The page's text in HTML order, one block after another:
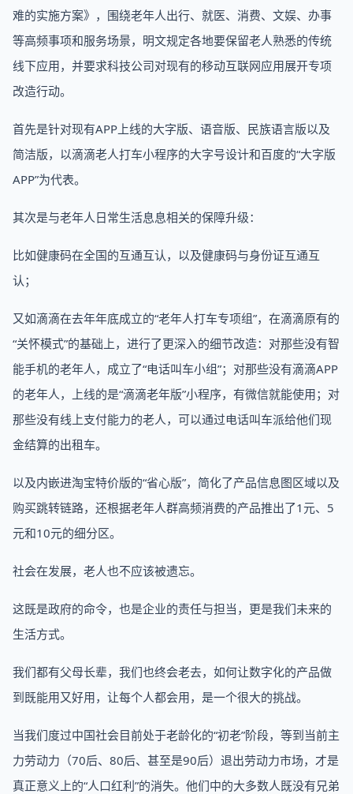
难的实施方案》，围绕老年人出行、就医、消费、文娱、办事
等高频事项和服务场景，明文规定各地要保留老人熟悉的传统
线下应用，并要求科技公司对现有的移动互联网应用展开专项
改造行动。
首先是针对现有APP上线的大字版、语音版、民族语言版以及
简洁版，以滴滴老人打车小程序的大字号设计和百度的“大字版
APP”为代表。
其次是与老年人日常生活息息相关的保障升级：
比如健康码在全国的互通互认，以及健康码与身份证互通互
认；
又如滴滴在去年年底成立的“老年人打车专项组”，在滴滴原有的
“关怀模式”的基础上，进行了更深入的细节改造：对那些没有智
能手机的老年人，成立了“电话叫车小组”；对那些没有滴滴APP
的老年人，上线的是“滴滴老年版”小程序，有微信就能使用；对
那些没有线上支付能力的老人，可以通过电话叫车派给他们现
金结算的出租车。
以及内嵌进淘宝特价版的“省心版”，简化了产品信息图区域以及
购买跳转链路，还根据老年人群高频消费的产品推出了1元、5
元和10元的细分区。
社会在发展，老人也不应该被遗忘。
这既是政府的命令，也是企业的责任与担当，更是我们未来的
生活方式。
我们都有父母长辈，我们也终会老去，如何让数字化的产品做
到既能用又好用，让每个人都会用，是一个很大的挑战。
当我们度过中国社会目前处于老龄化的“初老”阶段，等到当前主
力劳动力（70后、80后、甚至是90后）退出劳动力市场，才是
真正意义上的“人口红利”的消失。他们中的大多数人既没有兄弟